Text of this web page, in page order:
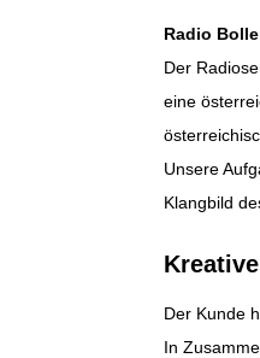
Radio
Der
eine
Unsere
Klangbild
Der Kunde
In